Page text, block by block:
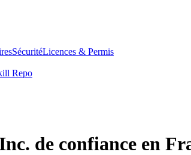
SécuritéLicences & Permis
Repo
de confiance en